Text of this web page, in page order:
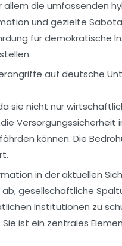
die umfassenden
und gezielte
für demokratische
auf deutsche
sie nicht nur
Versorgungssicherheit
können. Die
in der aktuellen
gesellschaftliche
Institutionen zu
ist ein zentrales